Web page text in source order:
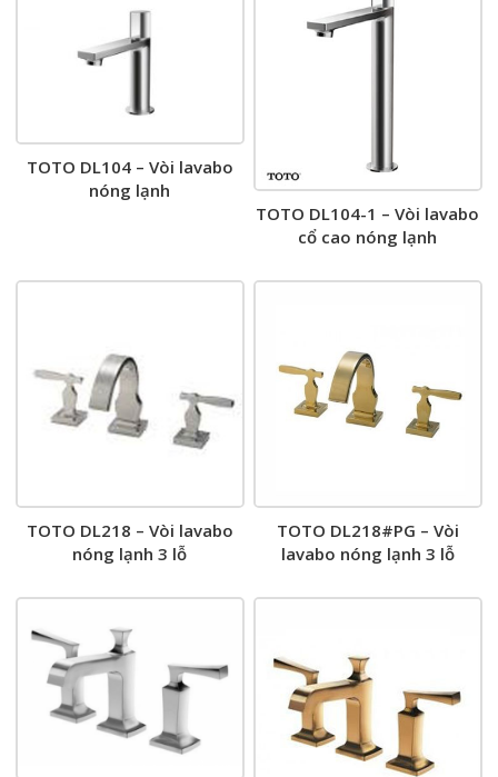
TOTO DL104 – Vòi lavabo
nóng lạnh
TOTO DL104-1 – Vòi lavabo
cổ cao nóng lạnh
TOTO DL218 – Vòi lavabo
nóng lạnh 3 lỗ
TOTO DL218#PG – Vòi
lavabo nóng lạnh 3 lỗ